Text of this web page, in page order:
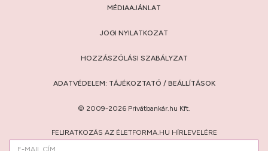
MÉDIAAJÁNLAT
JOGI NYILATKOZAT
HOZZÁSZÓLÁSI SZABÁLYZAT
ADATVÉDELEM: TÁJÉKOZTATÓ / BEÁLLÍTÁSOK
© 2009-2026 Privátbankár.hu Kft.
FELIRATKOZÁS AZ ÉLETFORMA.HU HÍRLEVELÉRE